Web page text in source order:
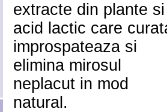
extracte din plante si
acid lactic care
improspateaza si
elimina mirosul
neplacut in mod
natural.